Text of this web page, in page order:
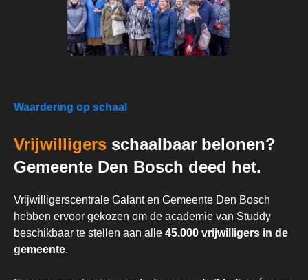
Waardering op schaal
Vrijwilligers schaalbaar belonen?
Gemeente Den Bosch deed het.
Vrijwilligerscentrale Galant en Gemeente Den Bosch
hebben ervoor gekozen om de academie van Studdy
beschikbaar te stellen aan alle 45.000 vrijwilligers in de
gemeente.